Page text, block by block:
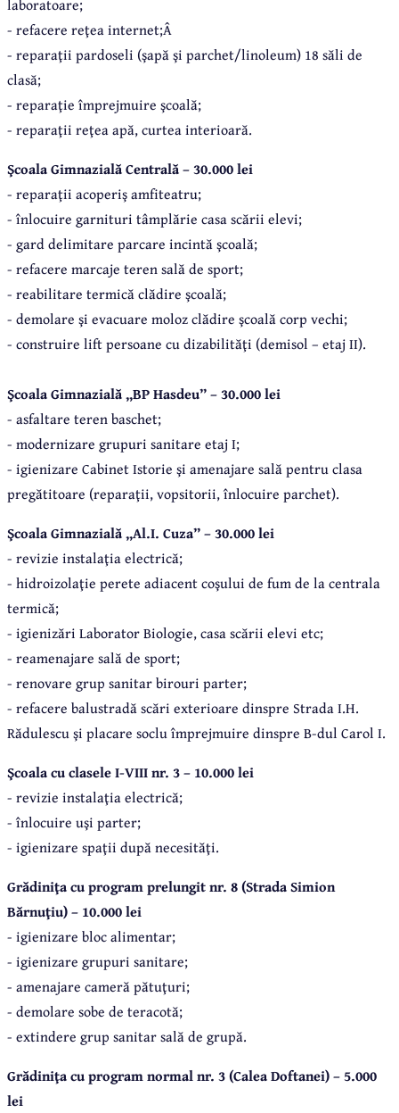
laboratoare;
- refacere reţea internet;Â
- reparaţii pardoseli (şapă şi parchet/linoleum) 18 săli de
clasă;
- reparaţie împrejmuire şcoală;
- reparaţii reţea apă, curtea interioară.
Şcoala Gimnazială Centrală – 30.000 lei
- reparaţii acoperiş amfiteatru;
- înlocuire garnituri tâmplărie casa scării elevi;
- gard delimitare parcare incintă şcoală;
- refacere marcaje teren sală de sport;
- reabilitare termică clădire şcoală;
- demolare şi evacuare moloz clădire şcoală corp vechi;
- construire lift persoane cu dizabilităţi (demisol – etaj II).
Şcoala Gimnazială „BP Hasdeu” – 30.000 lei
- asfaltare teren baschet;
- modernizare grupuri sanitare etaj I;
- igienizare Cabinet Istorie şi amenajare sală pentru clasa
pregătitoare (reparaţii, vopsitorii, înlocuire parchet).
Şcoala Gimnazială „Al.I. Cuza” – 30.000 lei
- revizie instalaţia electrică;
- hidroizolaţie perete adiacent coşului de fum de la centrala
termică;
- igienizări Laborator Biologie, casa scării elevi etc;
- reamenajare sală de sport;
- renovare grup sanitar birouri parter;
- refacere balustradă scări exterioare dinspre Strada I.H.
Rădulescu şi placare soclu împrejmuire dinspre B-dul Carol I.
Şcoala cu clasele I-VIII nr. 3 – 10.000 lei
- revizie instalaţia electrică;
- înlocuire uşi parter;
- igienizare spaţii după necesităţi.
Grădiniţa cu program prelungit nr. 8 (Strada Simion
Bărnuţiu) – 10.000 lei
- igienizare bloc alimentar;
- igienizare grupuri sanitare;
- amenajare cameră pătuţuri;
- demolare sobe de teracotă;
- extindere grup sanitar sală de grupă.
Grădiniţa cu program normal nr. 3 (Calea Doftanei) – 5.000
lei